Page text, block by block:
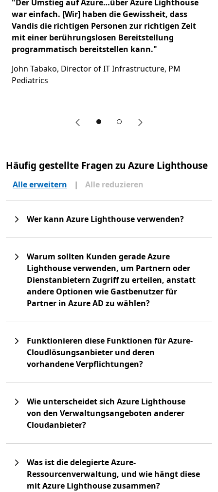
Vorherige Folie Nächste Folie
"Der Umstieg auf Azure…über Azure Lighthouse
war einfach. [Wir] haben die Gewissheit, dass
Vandis die richtigen Personen zur richtigen Zeit
mit einer berührungslosen Bereitstellung
programmatisch bereitstellen kann."
John Tabako, Director of IT Infrastructure, PM
Pediatrics
Häufig gestellte Fragen zu Azure Lighthouse
Alle erweitern | Alle reduzieren
Wer kann Azure Lighthouse verwenden?
Warum sollten Kunden gerade Azure
Lighthouse verwenden, um Partnern oder
Dienstanbietern Zugriff zu erteilen, anstatt
andere Optionen wie Gastbenutzer für
Partner in Azure AD zu wählen?
Funktionieren diese Funktionen für Azure-
Cloudlösungsanbieter und deren
vorhandene Verpflichtungen?
Wie unterscheidet sich Azure Lighthouse
von den Verwaltungsangeboten anderer
Cloudanbieter?
Was ist die delegierte Azure-
Ressourcenverwaltung, und wie hängt diese
mit Azure Lighthouse zusammen?